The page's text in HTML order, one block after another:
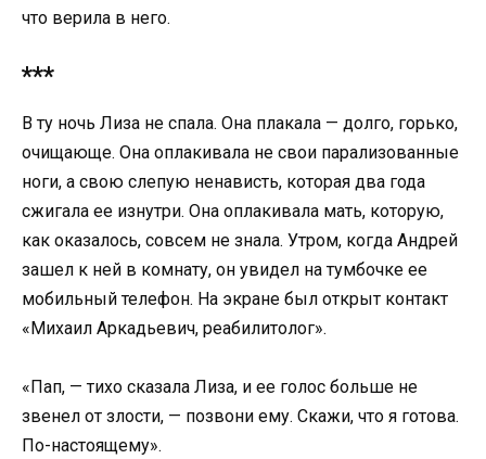
что верила в него.
***
В ту ночь Лиза не спала. Она плакала — долго, горько,
очищающе. Она оплакивала не свои парализованные
ноги, а свою слепую ненависть, которая два года
сжигала ее изнутри. Она оплакивала мать, которую,
как оказалось, совсем не знала. Утром, когда Андрей
зашел к ней в комнату, он увидел на тумбочке ее
мобильный телефон. На экране был открыт контакт
«Михаил Аркадьевич, реабилитолог».
«Пап, — тихо сказала Лиза, и ее голос больше не
звенел от злости, — позвони ему. Скажи, что я готова.
По-настоящему».